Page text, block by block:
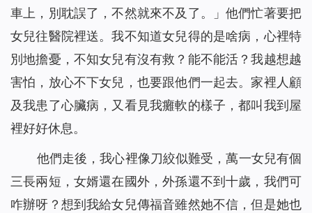
車上，別耽誤了，不然就來不及了。」他們忙著要把
女兒往醫院裡送。我不知道女兒得的是啥病，心裡特
別地擔憂，不知女兒有沒有救？能不能活？我越想越
害怕，放心不下女兒，也要跟他們一起去。家裡人顧
及我患了心臟病，又看見我癱軟的樣子，都叫我到屋
裡好好休息。
他們走後，我心裡像刀絞似難受，萬一女兒有個
三長兩短，女婿還在國外，外孫還不到十歲，我們可
咋辦呀？想到我給女兒傳福音雖然她不信，但是她也